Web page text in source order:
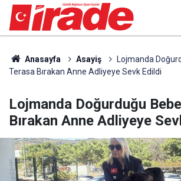
Anasayfa Asayiş
Lojmanda
Terasa Bırakan Anne Adliyeye Sevk Edildi
Lojmanda Doğurduğu
Bırakan Anne Adliyeye